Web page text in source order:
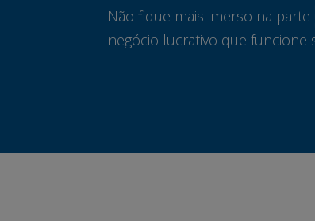
Não fique mais imerso na
negócio lucrativo que funcione